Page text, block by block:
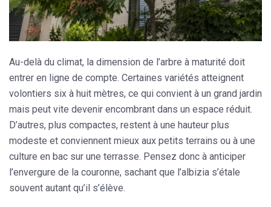
Au-delà du climat, la dimension de l’arbre à maturité doit
entrer en ligne de compte. Certaines variétés atteignent
volontiers six à huit mètres, ce qui convient à un grand jardin
mais peut vite devenir encombrant dans un espace réduit.
D’autres, plus compactes, restent à une hauteur plus
modeste et conviennent mieux aux petits terrains ou à une
culture en bac sur une terrasse. Pensez donc à anticiper
l’envergure de la couronne, sachant que l’albizia s’étale
souvent autant qu’il s’élève.